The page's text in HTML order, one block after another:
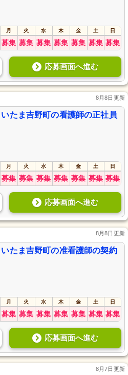
月 火 水 木 金 土 日
募集 募集 募集 募集 募集 募集 募集
応募画面へ進む
8月8日更新
たま吉野町の看護師の正社員
月 火 水 木 金 土 日
募集 募集 募集 募集 募集 募集 募集
応募画面へ進む
8月8日更新
たま吉野町の准看護師の契約
月 火 水 木 金 土 日
募集 募集 募集 募集 募集 募集 募集
応募画面へ進む
8月7日更新